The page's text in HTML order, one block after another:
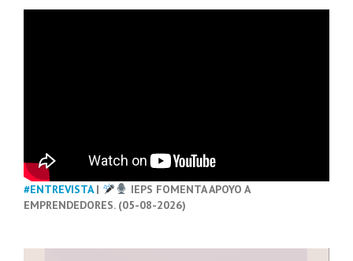
#ENTREVISTA|
IEPS FOMENTA APOYO A
EMPRENDEDORES. (05-08-2026)